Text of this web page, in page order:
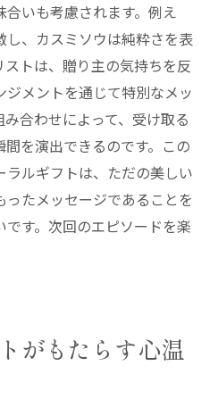
いも考慮されます。例え
し、カスミソウは純粋さを表
トは、贈り主の気持ちを反
メントを通じて特別なメッ
合わせによって、受け取る
を演出できるのです。この
ルギフトは、ただの美しい
たメッセージであることを
す。次回のエピソードを楽
がもたらす心温